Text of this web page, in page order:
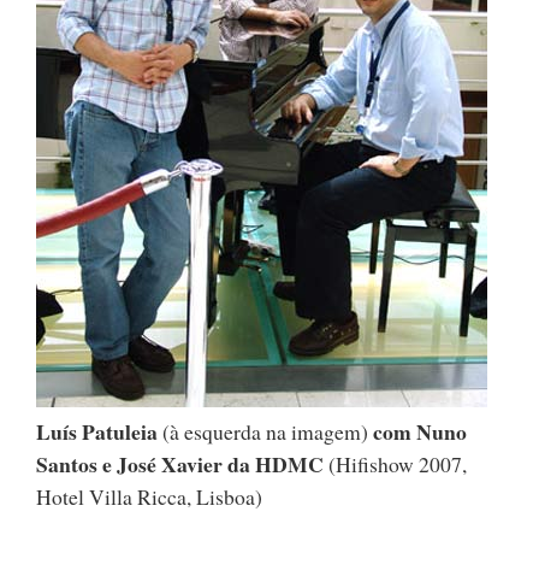
Luís Patuleia(à esquerda na imagem) com Nuno
Santos e José Xavier da HDMC (Hifishow 2007,
Hotel Villa Ricca, Lisboa)